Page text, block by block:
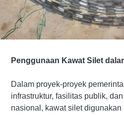
Penggunaan Kawat Silet
Dalam proyek-proyek
infrastruktur, fasilitas publik,
nasional, kawat silet digunakan